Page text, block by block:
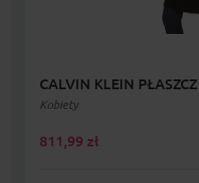
CALVIN KLEIN
Kobiety
811,99 zł